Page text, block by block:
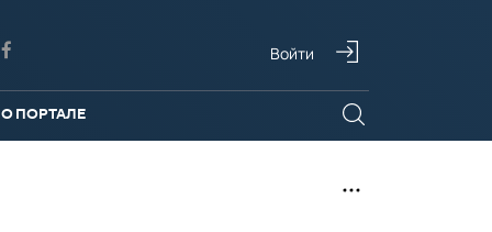
Войти
О ПОРТАЛЕ